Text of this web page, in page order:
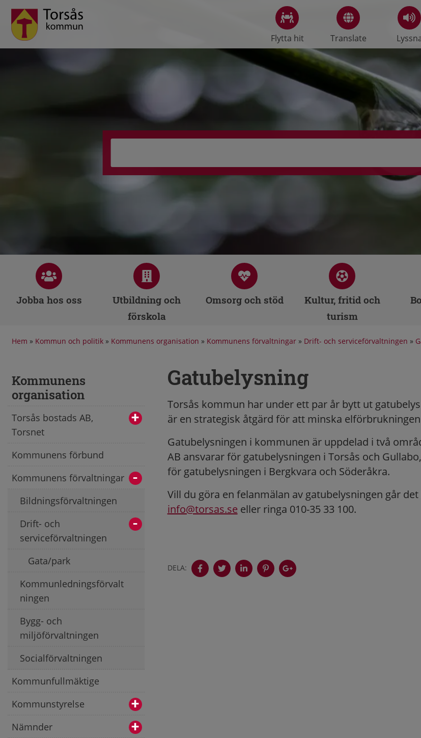
Flytta hit Translate
Jobba hos oss
Utbildning och
förskola
Omsorg och stöd
Kultur, fritid och
turism
Hem » Kommun och politik » Kommunens organisation » Kommunens förvaltningar » Drift- och serviceförvaltningen »
Kommunens
organisation
Torsås bostads AB,
Torsnet
Kommunens förbund
Kommunens förvaltningar
Bildningsförvaltningen
Drift- och
serviceförvaltningen
Gata/park
Kommunledningsförvalt
ningen
Bygg- och
miljöförvaltningen
Socialförvaltningen
Kommunfullmäktige
Kommunstyrelse
Nämnder
Gatubelysning
Torsås kommun har under ett par år bytt ut
är en strategisk åtgärd för att minska
Gatubelysningen i kommunen är uppdelad i två
AB ansvarar för gatubelysningen i Torsås och
för gatubelysningen i Bergkvara och Söderåkra.
Vill du göra en felanmälan av gatubelysningen går
info@torsas.se eller ringa 010-35 33 100.
DELA: